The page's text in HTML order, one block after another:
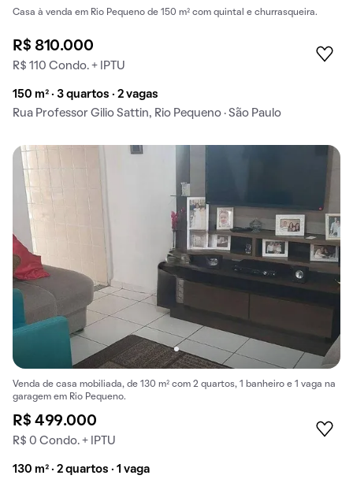
Casa à venda em Rio Pequeno de 150 m² com quintal e churrasqueira.
R$ 810.000
R$ 110 Condo. + IPTU
150 m² · 3 quartos · 2 vagas
Rua Professor Gilio Sattin, Rio Pequeno · São Paulo
Venda de casa mobiliada, de 130 m² com 2 quartos, 1 banheiro e 1 vaga na
garagem em Rio Pequeno.
R$ 499.000
R$ 0 Condo. + IPTU
130 m² · 2 quartos · 1 vaga